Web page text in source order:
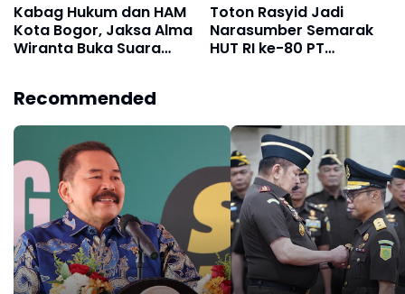
Kabag Hukum dan HAM
Kota Bogor, Jaksa Alma
Wiranta Buka Suara
Pentingnya Payung
Hukum
Toton Rasyid Jadi
Narasumber Semarak
HUT RI ke-80 PT
Recommended